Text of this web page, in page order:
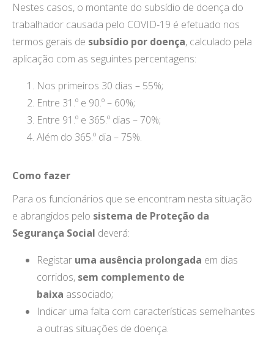
Nestes casos, o montante do subsídio de doença do
trabalhador causada pelo COVID-19 é efetuado nos
termos gerais de subsídio por doença, calculado pela
aplicação com as seguintes percentagens:
Nos primeiros 30 dias – 55%;
Entre 31.º e 90.º – 60%;
Entre 91.º e 365.º dias – 70%;
Além do 365.º dia – 75%.
Como fazer
Para os funcionários que se encontram nesta situação
e abrangidos pelo sistema de Proteção da
Segurança Social deverá:
Registar uma ausência prolongada em dias
corridos, sem complemento de
baixa associado;
Indicar uma falta com características semelhantes
a outras situações de doença.